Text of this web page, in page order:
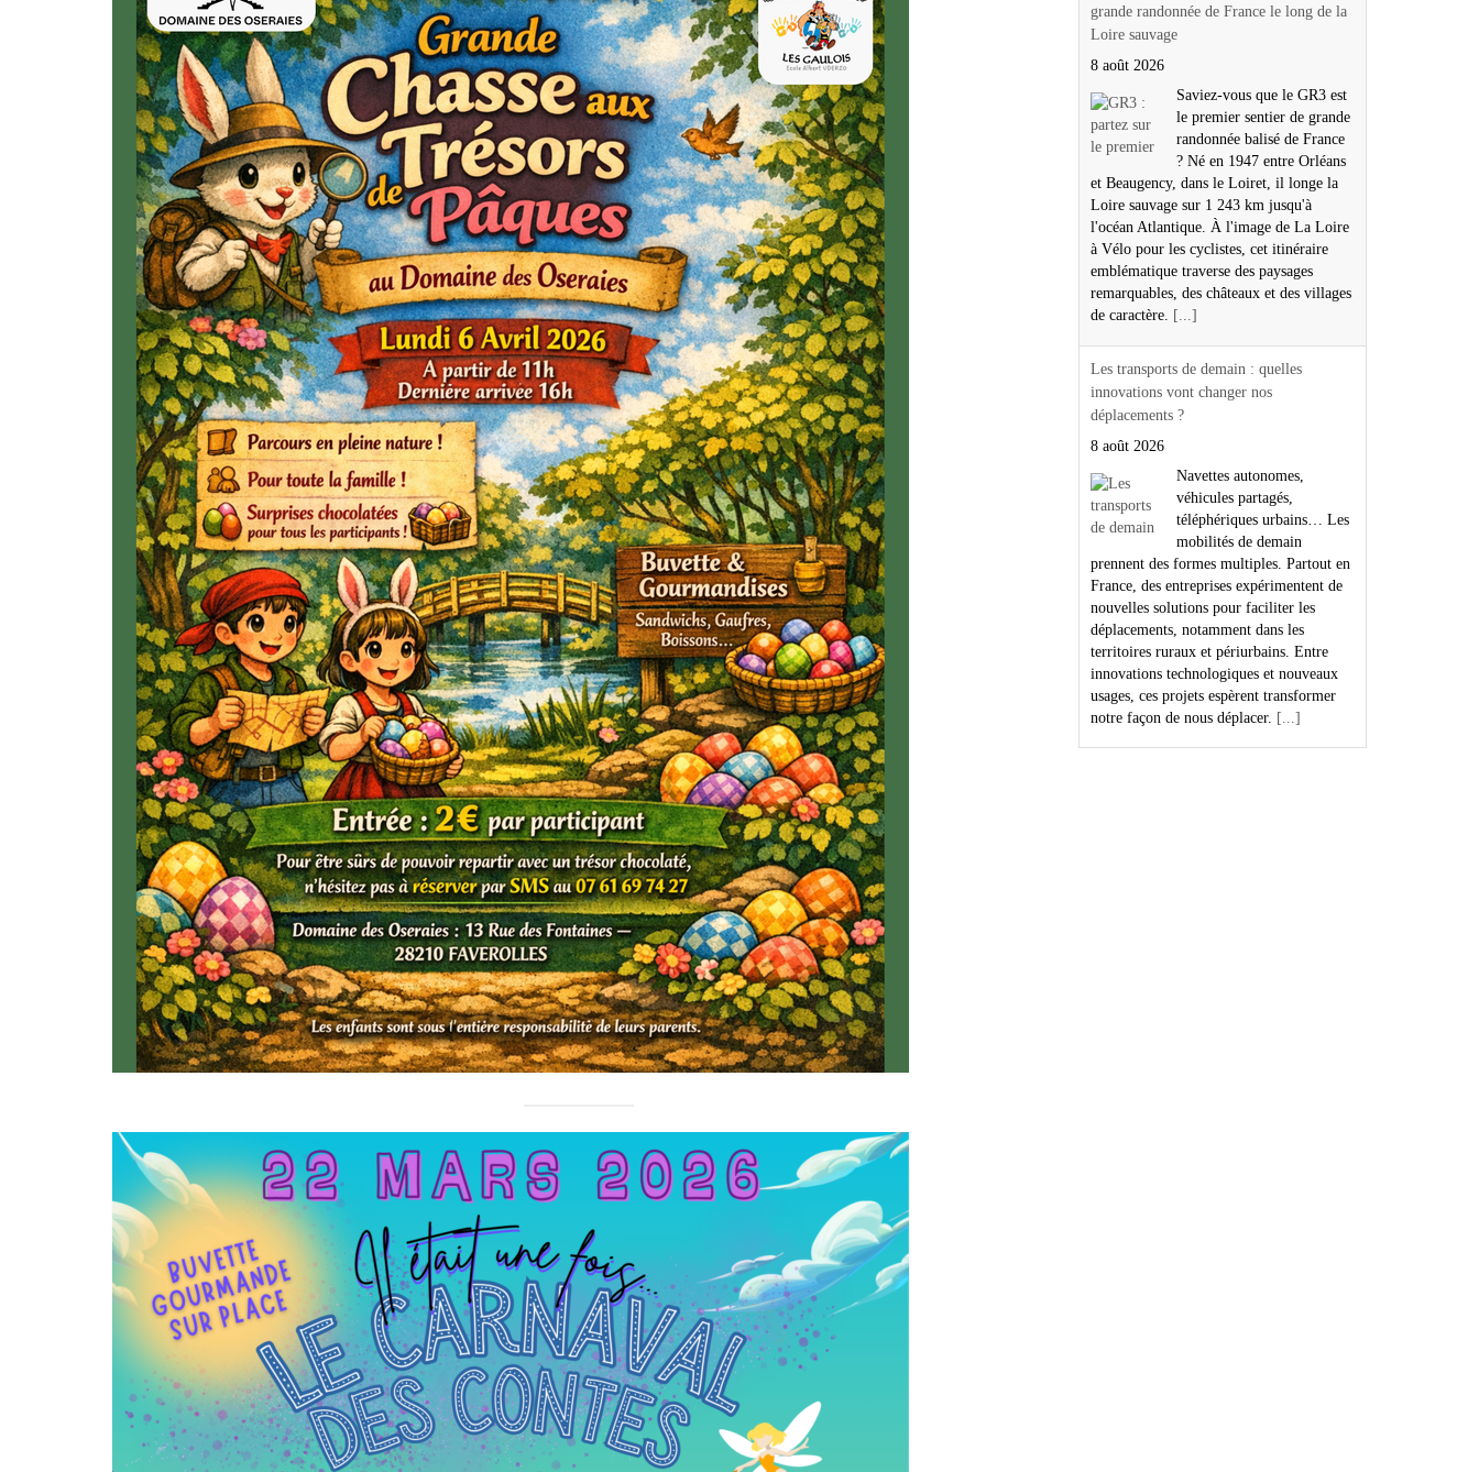
innovations vont changer nos
déplacements ?
8 août 2026
Navettes autonomes,
véhicules partagés,
téléphériques urbains… Les
mobilités de demain
prennent des formes multiples. Partout en
France, des entreprises expérimentent de
nouvelles solutions pour faciliter les
déplacements, notamment dans les
territoires ruraux et périurbains. Entre
innovations technologiques et nouveaux
usages, ces projets espèrent transformer
Barbecue, petit four, entremets :
découvrez les étonnantes traditions
8 août 2026
Bientôt millénaire, le
château de Montreuil-Bellay
ne raconte pas seulement
l'histoire des guerres
médiévales. Sa spectaculaire cuisine
dévoile les origines du barbecue, des
petits fours et des entremets, tandis que la
duchesse de Longueville y fit rayonner
l'art de vivre au XVIIe siècle, laissant
derrière elle plusieurs légendes.
[...]